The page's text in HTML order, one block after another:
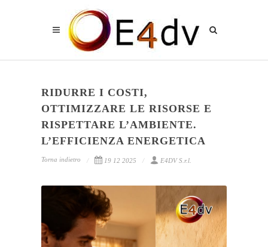
RIDURRE I COSTI,
OTTIMIZZARE LE RISORSE E
RISPETTARE L’AMBIENTE.
L’EFFICIENZA ENERGETICA
Torna indietro 19 12 2025 E4DV S.r.l.